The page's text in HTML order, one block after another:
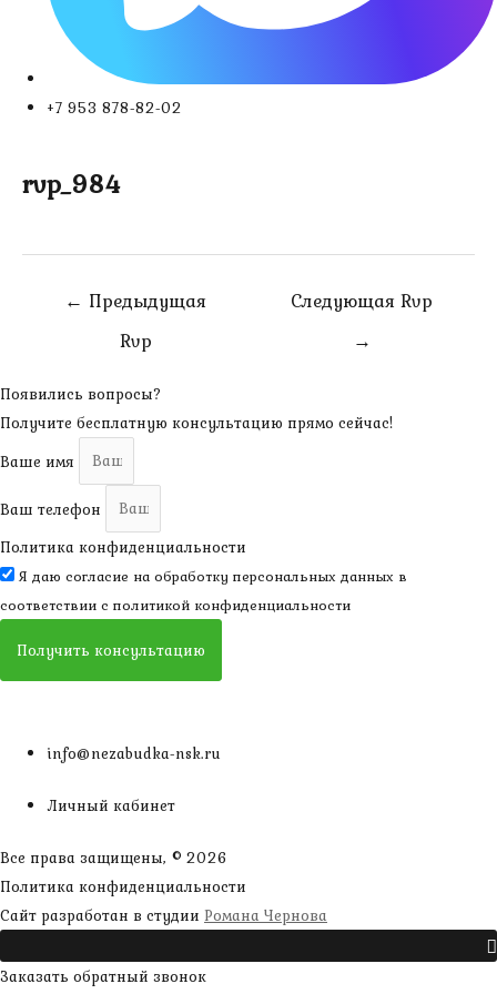
+7 953 878-82-02
rvp_984
Навигация
← Предыдущая
Rvp
Следующая Rvp
→
Появились вопросы?
Получите бесплатную консультацию прямо сейчас!
Ваше имя
Ваш телефон
Политика конфиденциальности
Я даю согласие на обработку персональных данных в
соответствии с политикой конфиденциальности
Получить консультацию
info@nezabudka-nsk.ru
Личный кабинет
Все права защищены, © 2026
Политика конфиденциальности
Сайт разработан в студии Романа Чернова
Заказать обратный звонок